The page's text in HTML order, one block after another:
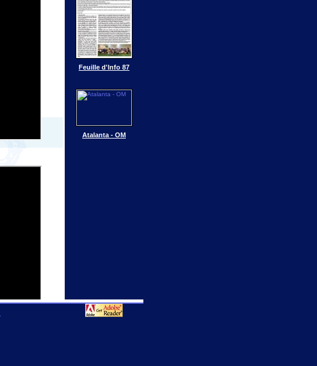
Feuille d'Info 87
Atalanta - OM